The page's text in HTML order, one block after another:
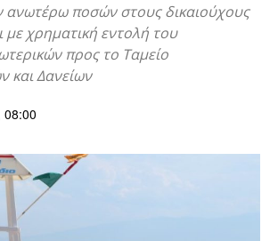
ποσών στους δικαιούχους
με χρηματική εντολή του
προς το Ταμείο
και Δανείων